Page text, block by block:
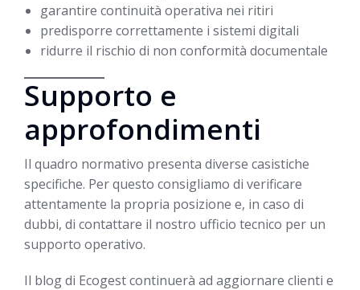
garantire continuità operativa nei ritiri
predisporre correttamente i sistemi digitali
ridurre il rischio di non conformità documentale
Supporto e
approfondimenti
Il quadro normativo presenta diverse casistiche
specifiche. Per questo consigliamo di verificare
attentamente la propria posizione e, in caso di
dubbi, di contattare il nostro ufficio tecnico per un
supporto operativo.
Il blog di Ecogest continuerà ad aggiornare clienti e